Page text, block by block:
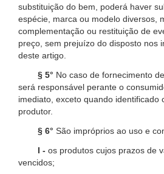
substituição do bem, poderá haver
espécie, marca ou modelo diversos,
complementação ou restituição de
preço, sem prejuízo do disposto nos
deste artigo.
§ 5° No caso de fornecimento
será responsável perante o
imediato, exceto quando identificado
produtor.
§ 6° São impróprios ao uso e
I - os produtos cujos prazos de
vencidos;